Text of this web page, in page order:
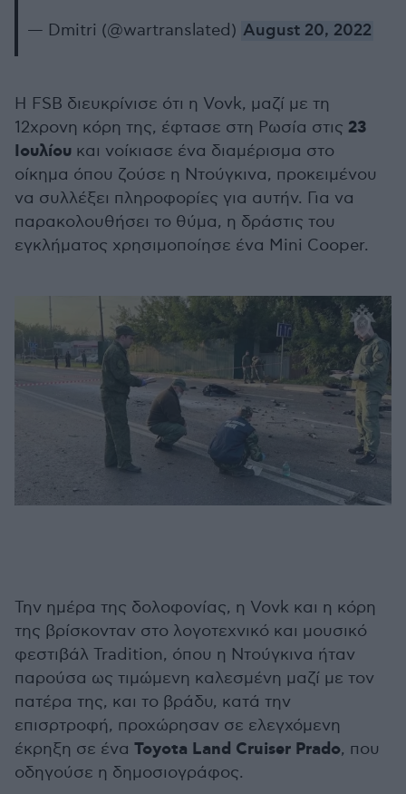
— Dmitri (@wartranslated) August 20, 2022
Η FSB διευκρίνισε ότι η Vovk, μαζί με τη
12χρονη κόρη της, έφτασε στη Ρωσία στις 23
Ιουλίου και νοίκιασε ένα διαμέρισμα στο
οίκημα όπου ζούσε η Ντούγκινα, προκειμένου
να συλλέξει πληροφορίες για αυτήν. Για να
παρακολουθήσει το θύμα, η δράστις του
εγκλήματος χρησιμοποίησε ένα Mini Cooper.
Την ημέρα της δολοφονίας, η Vovk και η κόρη
της βρίσκονταν στο λογοτεχνικό και μουσικό
φεστιβάλ Tradition, όπου η Ντούγκινα ήταν
παρούσα ως τιμώμενη καλεσμένη μαζί με τον
πατέρα της, και το βράδυ, κατά την
επισρτροφή, προχώρησαν σε ελεγχόμενη
έκρηξη σε ένα Toyota Land Cruiser Prado, που
οδηγούσε η δημοσιογράφος.